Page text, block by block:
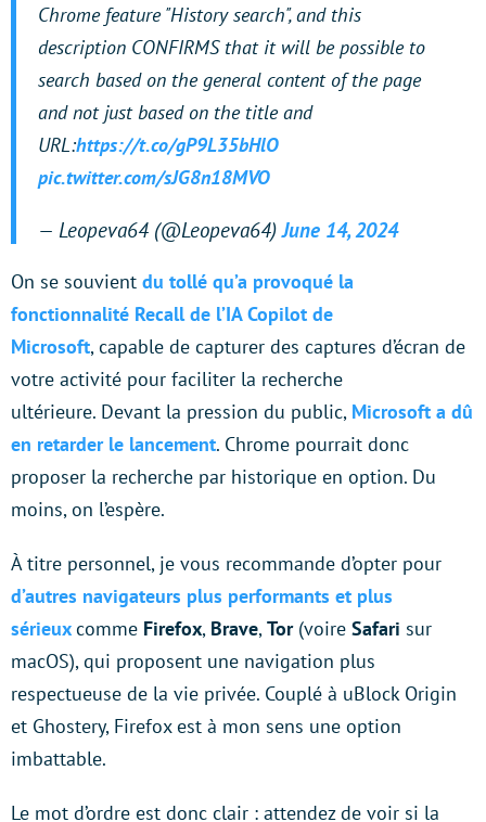
Chrome feature "History search", and this
description CONFIRMS that it will be possible to
search based on the general content of the page
and not just based on the title and
URL:https://t.co/gP9L35bHlO
pic.twitter.com/sJG8n18MVO
— Leopeva64 (@Leopeva64)June 14, 2024
On se souvient du tollé qu’a provoqué la
fonctionnalité Recall de l’IA Copilot de
Microsoft, capable de capturer des captures d’écran de
votre activité pour faciliter la recherche
ultérieure. Devant la pression du public, Microsoft a dû
en retarder le lancement. Chrome pourrait donc
proposer la recherche par historique en option. Du
moins, on l’espère.
À titre personnel, je vous recommande d’opter pour
d’autres navigateurs plus performants et plus
sérieuxcomme Firefox, Brave,Tor(voire Safari sur
macOS), qui proposent une navigation plus
respectueuse de la vie privée. Couplé à uBlock Origin
et Ghostery, Firefox est à mon sens une option
imbattable.
Le mot d’ordre est donc clair : attendez de voir si la